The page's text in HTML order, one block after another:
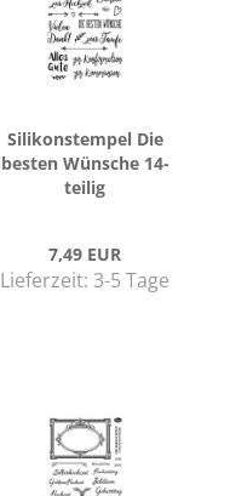
Si­li­kon­stem­pel Die
bes­ten Wün­sche 14-​
tei­lig
7,49 EUR
Lieferzeit: 3-5 Tage